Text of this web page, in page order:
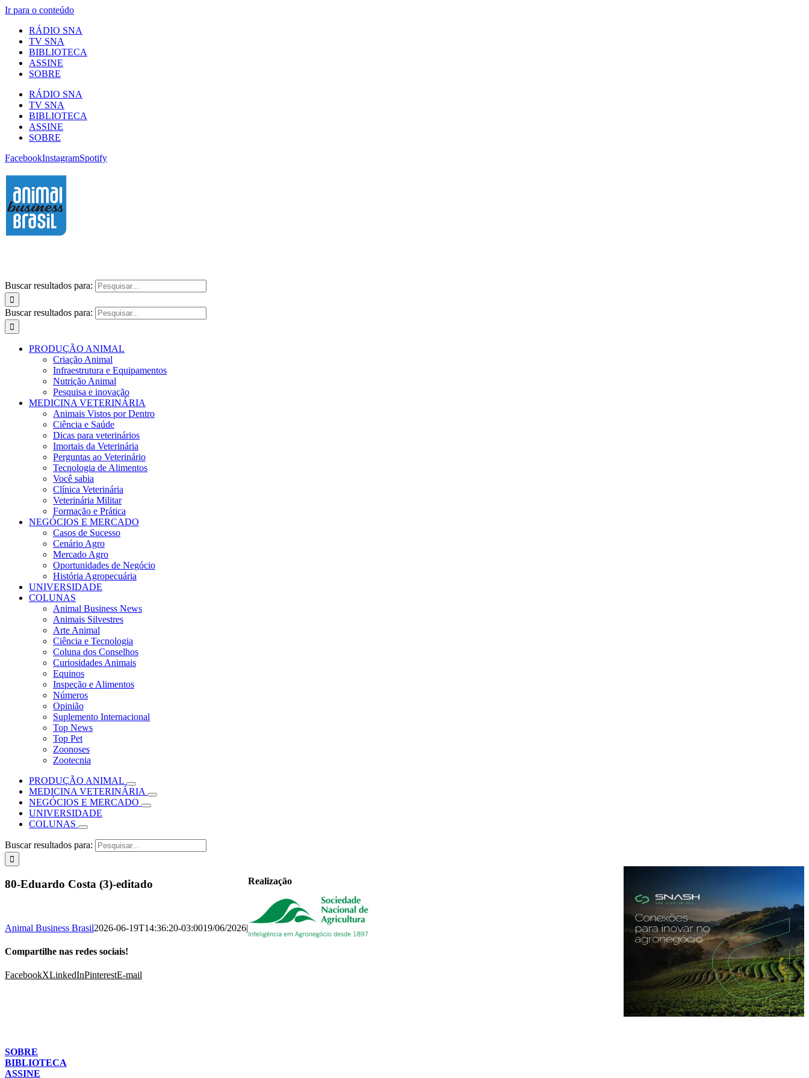
Ir para o conteúdo
RÁDIO SNA
TV SNA
BIBLIOTECA
ASSINE
SOBRE
RÁDIO SNA
TV SNA
BIBLIOTECA
ASSINE
SOBRE
FacebookInstagramSpotify
Buscar resultados para:
Buscar resultados para:
PRODUÇÃO ANIMAL
Criação Animal
Infraestrutura e Equipamentos
Nutrição Animal
Pesquisa e inovação
MEDICINA VETERINÁRIA
Animais Vistos por Dentro
Ciência e Saúde
Dicas para veterinários
Imortais da Veterinária
Perguntas ao Veterinário
Tecnologia de Alimentos
Você sabia
Clínica Veterinária
Veterinária Militar
Formação e Prática
NEGÓCIOS E MERCADO
Casos de Sucesso
Cenário Agro
Mercado Agro
Oportunidades de Negócio
História Agropecuária
UNIVERSIDADE
COLUNAS
Animal Business News
Animais Silvestres
Arte Animal
Ciência e Tecnologia
Coluna dos Conselhos
Curiosidades Animais
Equinos
Inspeção e Alimentos
Números
Opinião
Suplemento Internacional
Top News
Top Pet
Zoonoses
Zootecnia
PRODUÇÃO ANIMAL
MEDICINA VETERINÁRIA
NEGÓCIOS E MERCADO
UNIVERSIDADE
COLUNAS
Buscar resultados para:
80-Eduardo Costa (3)-editado
Animal Business Brasil2026-06-19T14:36:20-03:0019/06/2026|
Compartilhe nas redes sociais!
FacebookXLinkedInPinterestE-mail
Realização
SOBRE
BIBLIOTECA
ASSINE